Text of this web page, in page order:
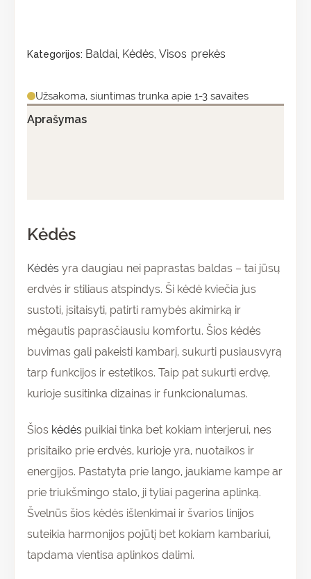
Kategorijos: Baldai, Kėdės, Visos prekės
Užsakoma, siuntimas trunka apie 1-3 savaites
Aprašymas
Kėdės
Kėdės yra daugiau nei paprastas baldas – tai jūsų
erdvės ir stiliaus atspindys. Ši kėdė kviečia jus
sustoti, įsitaisyti, patirti ramybės akimirką ir
mėgautis paprasčiausiu komfortu. Šios kėdės
buvimas gali pakeisti kambarį, sukurti pusiausvyrą
tarp funkcijos ir estetikos. Taip pat sukurti erdvę,
kurioje susitinka dizainas ir funkcionalumas.
Šios kėdės puikiai tinka bet kokiam interjerui, nes
prisitaiko prie erdvės, kurioje yra, nuotaikos ir
energijos. Pastatyta prie lango, jaukiame kampe ar
prie triukšmingo stalo, ji tyliai pagerina aplinką.
Švelnūs šios kėdės išlenkimai ir švarios linijos
suteikia harmonijos pojūtį bet kokiam kambariui,
tapdama vientisa aplinkos dalimi.